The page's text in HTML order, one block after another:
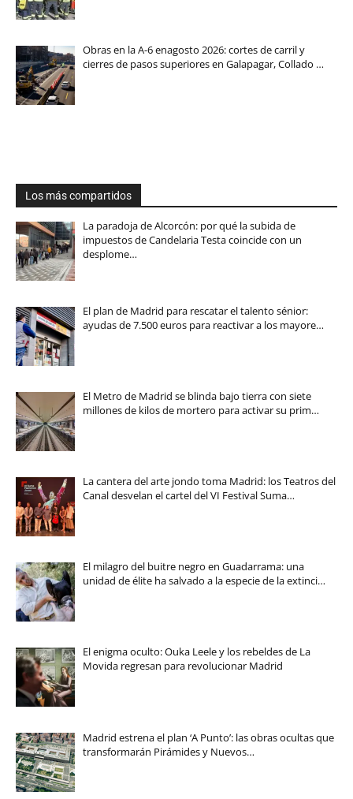
Obras en la A-6 enagosto 2026: cortes de carril y
cierres de pasos superiores en Galapagar, Collado …
Los más compartidos
La paradoja de Alcorcón: por qué la subida de
impuestos de Candelaria Testa coincide con un
desplome…
El plan de Madrid para rescatar el talento sénior:
ayudas de 7.500 euros para reactivar a los mayore…
El Metro de Madrid se blinda bajo tierra con siete
millones de kilos de mortero para activar su prim…
La cantera del arte jondo toma Madrid: los Teatros del
Canal desvelan el cartel del VI Festival Suma…
El milagro del buitre negro en Guadarrama: una
unidad de élite ha salvado a la especie de la extinci…
El enigma oculto: Ouka Leele y los rebeldes de La
Movida regresan para revolucionar Madrid
Madrid estrena el plan ‘A Punto’: las obras ocultas que
transformarán Pirámides y Nuevos…